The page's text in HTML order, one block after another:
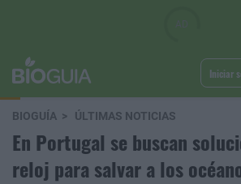
Iniciar
BIOGUÍA ÚLTIMAS NOTICIAS
En Portugal se buscan
reloj para salvar a los